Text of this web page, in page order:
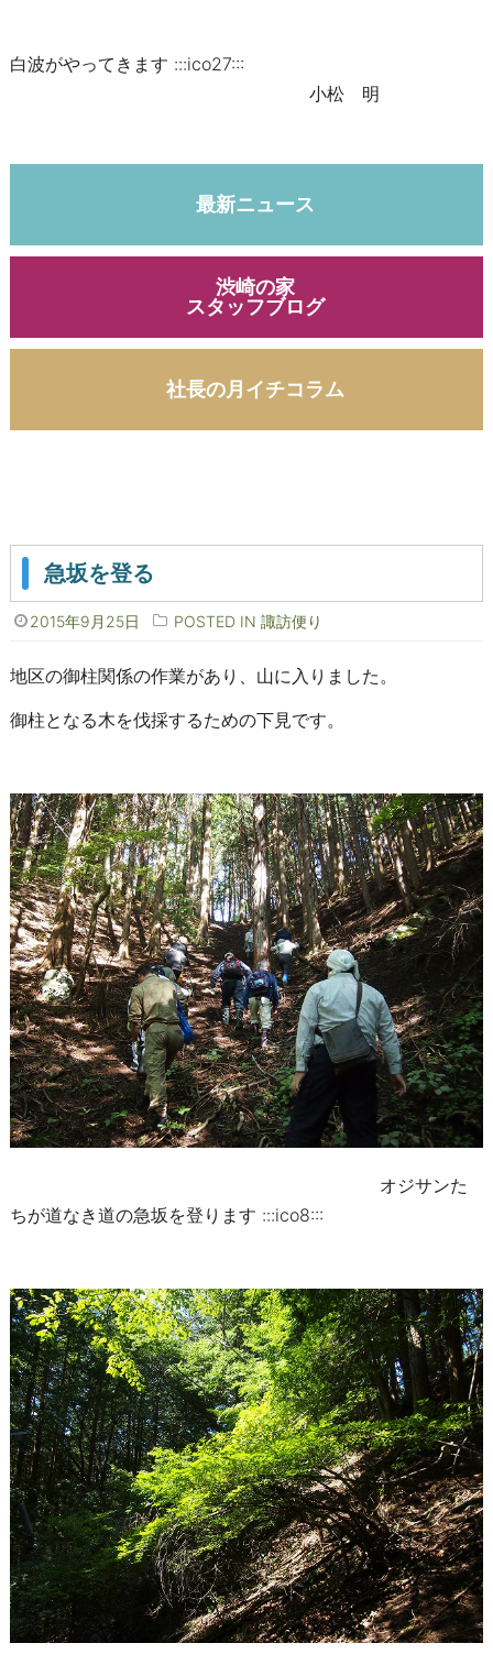
白波がやってきます :::ico27:::
小松 明
最新ニュース
渋崎の家
スタッフブログ
社長の月イチコラム
急坂を登る
2015年9月25日 POSTED IN 諏訪便り
地区の御柱関係の作業があり、山に入りました。
御柱となる木を伐採するための下見です。
オジサンた
ちが道なき道の急坂を登ります :::ico8:::